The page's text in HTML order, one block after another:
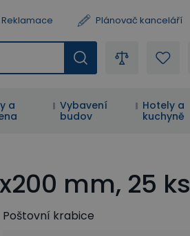
Reklamace Plánovač kanceláří
a
Vybavení
budov
Hotely a
kuchyně
mm, 25 ks
Poštovní krabice